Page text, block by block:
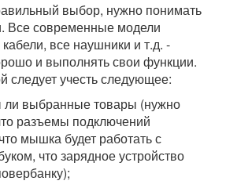
выбор, нужно понимать
Все современные модели
все наушники и т.д. -
и выполнять свои функции.
следует учесть следующее:
ли выбранные товары (нужно
разъемы подключений
мышка будет работать с
что зарядное устройство